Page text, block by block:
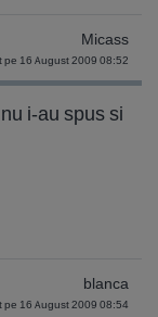
Micass
pe 16 August 2009 08:52
i-au spus si
blanca
pe 16 August 2009 08:54